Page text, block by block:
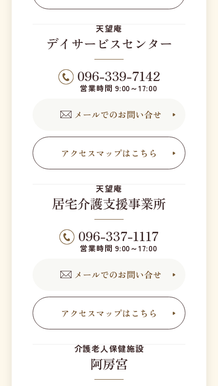
天望庵
デイサービスセンター
096-339-7142
営業時間 9:00～17:00
メールでのお問い合せ
アクセスマップはこちら
天望庵
居宅介護支援事業所
096-337-1117
営業時間 9:00～17:00
メールでのお問い合せ
アクセスマップはこちら
介護老人保健施設
阿房宮